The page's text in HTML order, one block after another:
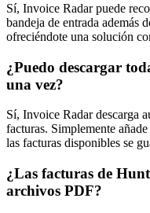
Sí, Invoice Radar puede
bandeja de entrada además
ofreciéndote una solución
¿Puedo descargar
una vez?
Sí, Invoice Radar descarga
facturas. Simplemente
las facturas disponibles se
¿Las facturas de
archivos PDF?